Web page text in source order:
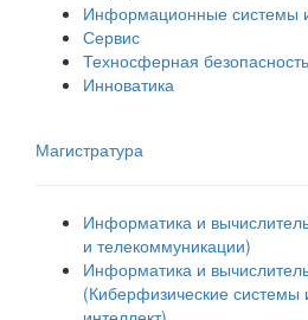
Информационные системы
Сервис
Техносферная безопасность
Инноватика
Магистратура
Информатика и
и телекоммуникации)
Информатика и
(Киберфизические системы